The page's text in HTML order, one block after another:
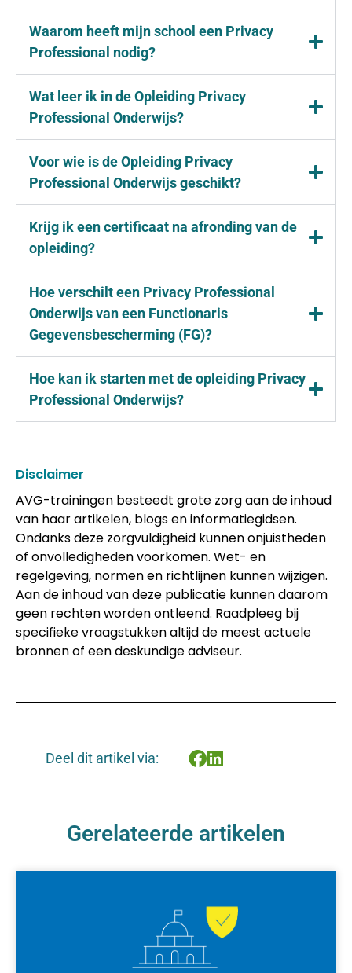
Waarom heeft mijn school een Privacy
Professional nodig?
Wat leer ik in de Opleiding Privacy
Professional Onderwijs?
Voor wie is de Opleiding Privacy
Professional Onderwijs geschikt?
Krijg ik een certificaat na afronding van de
opleiding?
Hoe verschilt een Privacy Professional
Onderwijs van een Functionaris
Gegevensbescherming (FG)?
Hoe kan ik starten met de opleiding Privacy
Professional Onderwijs?
Disclaimer
AVG-trainingen besteedt grote zorg aan de inhoud
van haar artikelen, blogs en informatiegidsen.
Ondanks deze zorgvuldigheid kunnen onjuistheden
of onvolledigheden voorkomen. Wet- en
regelgeving, normen en richtlijnen kunnen wijzigen.
Aan de inhoud van deze publicatie kunnen daarom
geen rechten worden ontleend. Raadpleeg bij
specifieke vraagstukken altijd de meest actuele
bronnen of een deskundige adviseur.
Deel dit artikel via:
Gerelateerde artikelen